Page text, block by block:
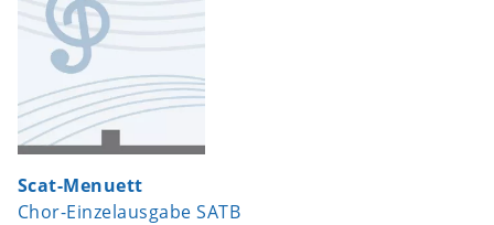
Scat-Menuett
Chor-Einzelausgabe SATB